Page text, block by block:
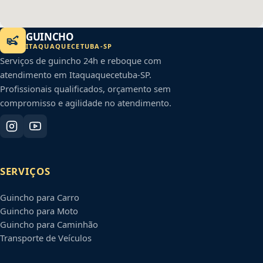
GUINCHO
ITAQUAQUECETUBA -SP
Serviços de guincho 24h e reboque com
atendimento em Itaquaquecetuba-SP.
Profissionais qualificados, orçamento sem
compromisso e agilidade no atendimento.
SERVIÇOS
Guincho para Carro
Guincho para Moto
Guincho para Caminhão
Transporte de Veículos